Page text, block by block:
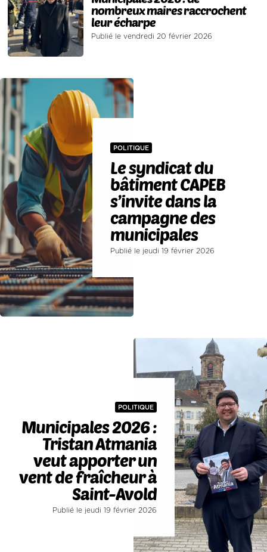
nombreux maires raccrochent
leur écharpe
Publié le vendredi 20 février 2026
POLITIQUE
Le syndicat du
bâtiment CAPEB
s’invite dans la
campagne des
municipales
Publié le jeudi 19 février 2026
POLITIQUE
Municipales 2026 :
Tristan Atmania
veut apporter un
vent de fraîcheur à
Saint-Avold
Publié le jeudi 19 février 2026